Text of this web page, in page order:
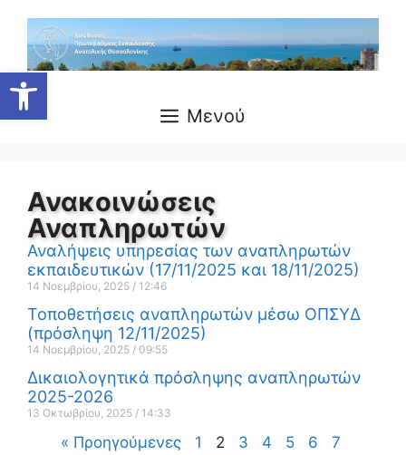
Ανοίξτε τη γραμμή εργαλείων
Μενού
Ανακοινώσεις
Αναπληρωτών
Αναλήψεις υπηρεσίας των αναπληρωτών
εκπαιδευτικών (17/11/2025 και 18/11/2025)
14 Νοεμβρίου, 2025 12:46
Τοποθετήσεις αναπληρωτών μέσω ΟΠΣΥΔ
(πρόσληψη 12/11/2025)
14 Νοεμβρίου, 2025 09:55
Δικαιολογητικά πρόσληψης αναπληρωτών
2025-2026
13 Οκτωβρίου, 2025 14:33
« Προηγούμενες 1 2 3 4 5 6
7